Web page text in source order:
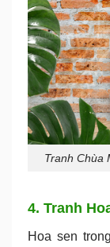
Tranh Chùa
4. Tranh
Hoa sen